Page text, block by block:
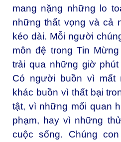
mang nặng những lo
những thất vọng và cả
kéo dài. Mỗi người
môn đệ trong Tin
trải qua những giờ phút
Có người buồn vì mất
khác buồn vì thất bại
tật, vì những mối quan
phạm, hay vì những
cuộc sống. Chúng